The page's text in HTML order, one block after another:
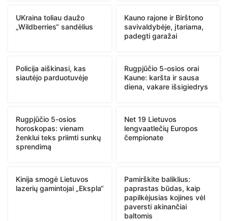
UKraina toliau daužo
„Wildberries“ sandėlius
Kauno rajone ir Birštono
savivaldybėje, įtariama,
padegti garažai
Policija aiškinasi, kas
siautėjo parduotuvėje
Rugpjūčio 5-osios orai
Kaune: karšta ir sausa
diena, vakare išsigiedrys
Rugpjūčio 5-osios
horoskopas: vienam
ženklui teks priimti sunkų
sprendimą
Net 19 Lietuvos
lengvaatlečių Europos
čempionate
Kinija smogė Lietuvos
lazerių gamintojai „Ekspla“
Pamirškite baliklius:
paprastas būdas, kaip
papilkėjusias kojines vėl
paversti akinančiai
baltomis